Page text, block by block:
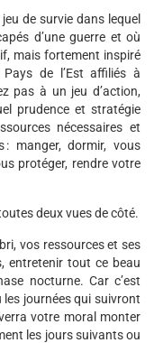
de survie dans lequel
d’une guerre et où
mais fortement inspiré
de l’Est affiliés à
pas à un jeu d’action,
prudence et stratégie
nécessaires et
: manger, dormir, vous
protéger, rendre votre
deux vues de côté.
vos ressources et ses
entretenir tout ce beau
nocturne. Car c’est
journées qui suivront
votre moral monter
les jours suivants ou